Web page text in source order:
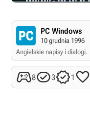
PC Windows
10 grudnia 1996
Angielskie napisy i dialogi.
831 